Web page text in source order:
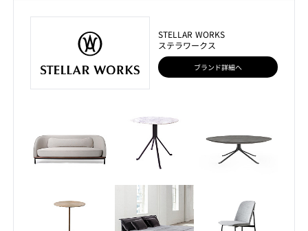
STELLAR WORKS
ステラワークス
ブランド詳細へ